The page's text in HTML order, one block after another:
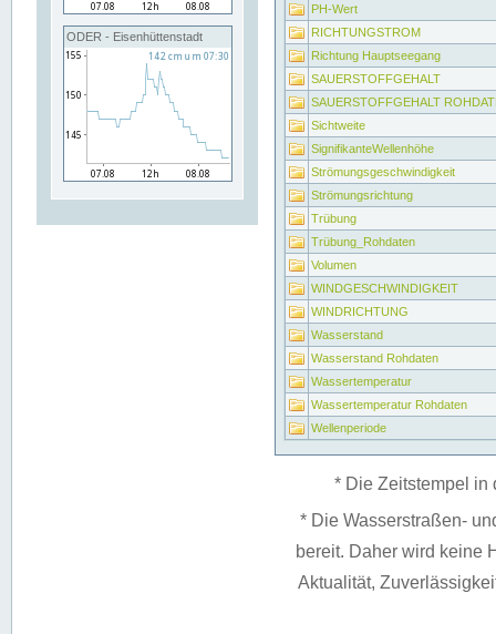
ODER - Eisenhüttenstadt
PH-Wert
RICHTUNGSTROM
Richtung Hauptseegang
SAUERSTOFFGEHALT
SAUERSTOFFGEHALT
Sichtweite
SignifikanteWellenhöhe
Strömungsgeschwindigkeit
Strömungsrichtung
Trübung
Trübung_Rohdaten
Volumen
WINDGESCHWINDIGKEIT
WINDRICHTUNG
Wasserstand
Wasserstand Rohdaten
Wassertemperatur
Wassertemperatur Rohdaten
Wellenperiode
* Die Zeitstempel in
* Die Wasserstraßen-
bereit. Daher wird keine
Aktualität,